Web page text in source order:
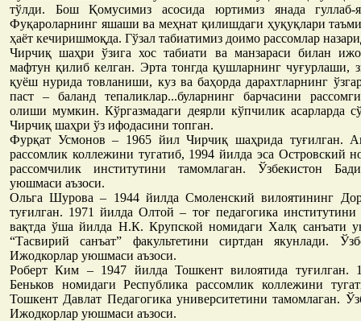
тўлди. Бош Қомусимиз асосида юртимиз янада гуллаб-
Фуқароларнинг яшаши ва меҳнат қилишдаги ҳуқуқлари
ҳаёт кечиришмоқда. Гўзал табиатимиз доимо рассомлар
Чирчиқ шаҳри ўзига хос табиати ва манзараси билан
мафтун қилиб келган. Эрта тонгда қушларнинг чуғурлаши,
қуёш нурида товланиши, куз ва баҳорда дарахтларнинг
паст – баланд тепаликлар...буларнинг барчасини
олиши мумкин. Кўргазмадаги деярли кўпчилик асарларда
Чирчиқ шаҳри ўз ифодасини топган.
Фурқат Усмонов – 1965 йил Чирчиқ шаҳрида туғилган.
рассомлик коллежини тугатиб, 1994 йилда эса Островский
рассомчилик институтини тамомлаган. Ўзбекистон
уюшмаси аъзоси.
Ольга Шурова – 1944 йилда Смоленский вилоятининг
туғилган. 1971 йилда Олтой – тоғ педагогика
вақтда ўша йилда Н.К. Крупской номидаги Халқ санъати
“Тасвирий санъат” факультетини сиртдан якунлади.
Ижодкорлар уюшмаси аъзоси.
Роберт Ким – 1947 йилда Тошкент вилоятида туғилган.
Беньков номидаги Республика рассомлик коллежини
Тошкент Давлат Педагогика университетини тамомлаган.
Ижодкорлар уюшмаси аъзоси.